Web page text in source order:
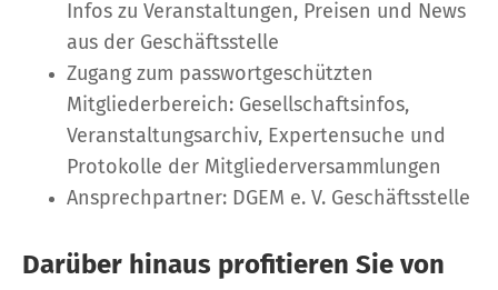
Infos zu Veranstaltungen, Preisen und News
aus der Geschäftsstelle
Zugang zum passwortgeschützten
Mitgliederbereich: Gesellschaftsinfos,
Veranstaltungsarchiv, Expertensuche und
Protokolle der Mitgliederversammlungen
Ansprechpartner: DGEM e. V. Geschäftsstelle
Darüber hinaus profitieren Sie von